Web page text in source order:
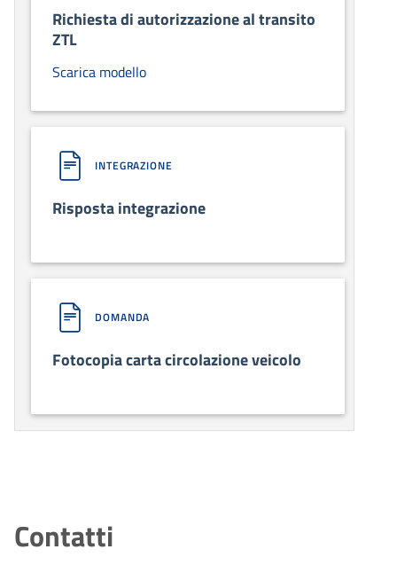
Richiesta di autorizzazione al transito
ZTL
Scarica modello
INTEGRAZIONE
Risposta integrazione
DOMANDA
Fotocopia carta circolazione veicolo
Contatti